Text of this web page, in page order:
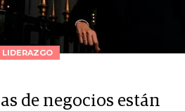
LIDERAZGO
de negocios están